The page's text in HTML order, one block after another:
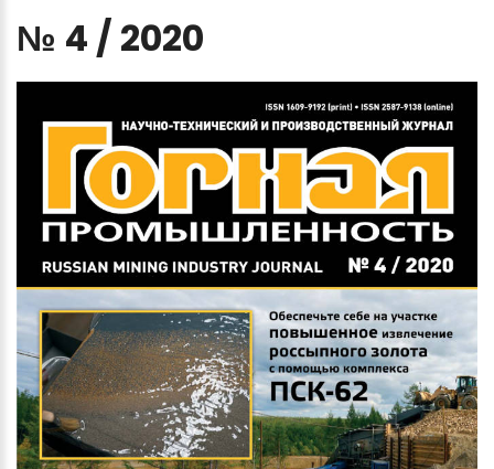
№ 4 / 2020